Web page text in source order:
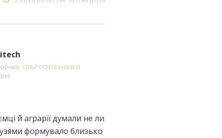
сільгосптехніки в
й аграрії думали не лише про те як вберегти
формувало близько 20% української економіки.